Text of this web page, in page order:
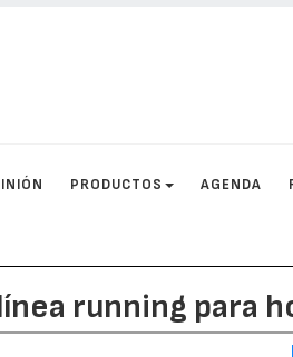
PRODUCTOS AGENDA
running para